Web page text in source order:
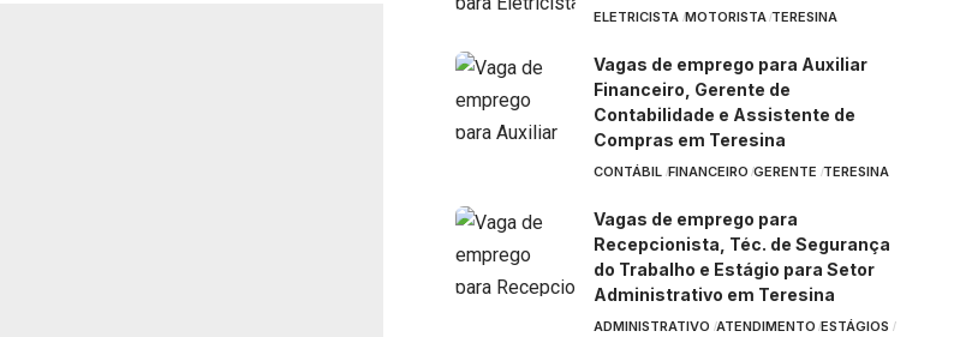
ELETRICISTA MOTORISTA TERESINA
Vagas de emprego para Auxiliar
Financeiro, Gerente de
Contabilidade e Assistente de
Compras em Teresina
CONTÁBIL FINANCEIRO GERENTE TERESINA
Vagas de emprego para
Recepcionista, Téc. de Segurança
do Trabalho e Estágio para Setor
Administrativo em Teresina
ADMINISTRATIVO ATENDIMENTO ESTÁGIOS